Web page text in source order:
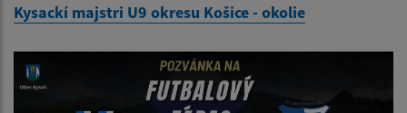
Kysackí majstri U9 okresu Košice - okolie